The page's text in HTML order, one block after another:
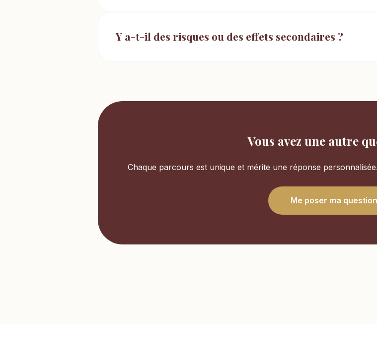
Y a-t-il des risques ou des effets secondaires ?
Vous avez une autre
Chaque parcours est unique et mérite une réponse
Me poser ma question